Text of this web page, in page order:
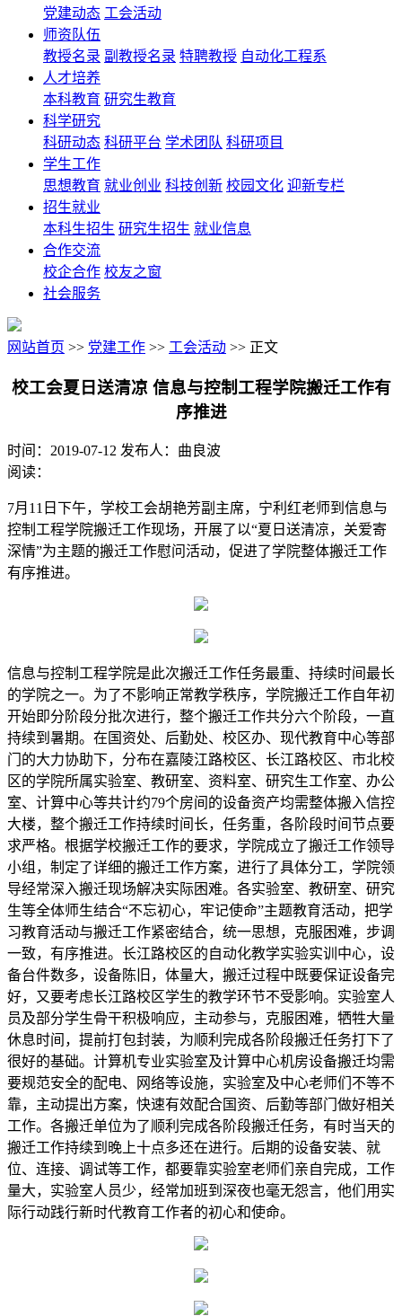
党建动态 工会活动
师资队伍
教授名录 副教授名录 特聘教授 自动化工程系
人才培养
本科教育 研究生教育
科学研究
科研动态 科研平台 学术团队 科研项目
学生工作
思想教育 就业创业 科技创新 校园文化 迎新专栏
招生就业
本科生招生 研究生招生 就业信息
合作交流
校企合作 校友之窗
社会服务
网站首页 >> 党建工作 >> 工会活动 >> 正文
校工会夏日送清凉 信息与控制工程学院搬迁工作有
序推进
时间：2019-07-12 发布人：曲良波
阅读：
7月11日下午，学校工会胡艳芳副主席，宁利红老师到信息与
控制工程学院搬迁工作现场，开展了以“夏日送清凉，关爱寄
深情”为主题的搬迁工作慰问活动，促进了学院整体搬迁工作
有序推进。
信息与控制工程学院是此次搬迁工作任务最重、持续时间最长
的学院之一。为了不影响正常教学秩序，学院搬迁工作自年初
开始即分阶段分批次进行，整个搬迁工作共分六个阶段，一直
持续到暑期。在国资处、后勤处、校区办、现代教育中心等部
门的大力协助下，分布在嘉陵江路校区、长江路校区、市北校
区的学院所属实验室、教研室、资料室、研究生工作室、办公
室、计算中心等共计约79个房间的设备资产均需整体搬入信控
大楼，整个搬迁工作持续时间长，任务重，各阶段时间节点要
求严格。根据学校搬迁工作的要求，学院成立了搬迁工作领导
小组，制定了详细的搬迁工作方案，进行了具体分工，学院领
导经常深入搬迁现场解决实际困难。各实验室、教研室、研究
生等全体师生结合“不忘初心，牢记使命”主题教育活动，把学
习教育活动与搬迁工作紧密结合，统一思想，克服困难，步调
一致，有序推进。长江路校区的自动化教学实验实训中心，设
备台件数多，设备陈旧，体量大，搬迁过程中既要保证设备完
好，又要考虑长江路校区学生的教学环节不受影响。实验室人
员及部分学生骨干积极响应，主动参与，克服困难，牺牲大量
休息时间，提前打包封装，为顺利完成各阶段搬迁任务打下了
很好的基础。计算机专业实验室及计算中心机房设备搬迁均需
要规范安全的配电、网络等设施，实验室及中心老师们不等不
靠，主动提出方案，快速有效配合国资、后勤等部门做好相关
工作。各搬迁单位为了顺利完成各阶段搬迁任务，有时当天的
搬迁工作持续到晚上十点多还在进行。后期的设备安装、就
位、连接、调试等工作，都要靠实验室老师们亲自完成，工作
量大，实验室人员少，经常加班到深夜也毫无怨言，他们用实
际行动践行新时代教育工作者的初心和使命。